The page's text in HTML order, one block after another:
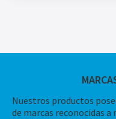
Nuestros productos
de marcas reconocidas a